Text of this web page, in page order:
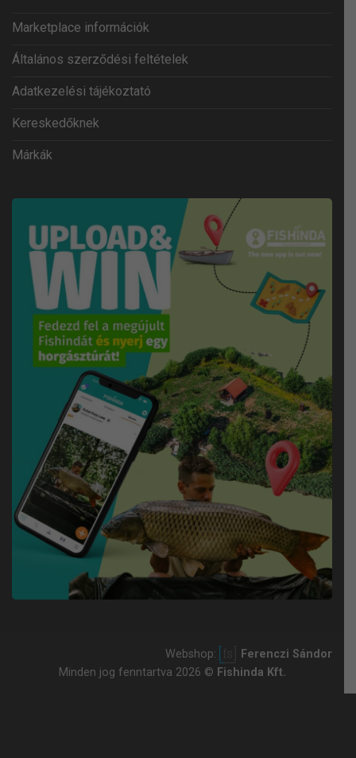
Marketplace információk
Általános szerződési feltételek
Adatkezelési tájékoztató
Kereskedőknek
Márkák
Webshop:
Ferenczi Sándor
Minden jog fenntartva 2026 © Fishinda Kft.